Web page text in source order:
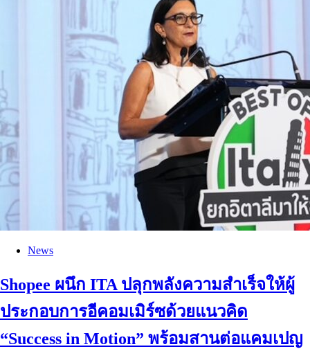
News
Shopee ผนึก ITA ปลุกพลังความสำเร็จให้ผู้
ประกอบการอีคอมเมิร์ซด้วยแนวคิด
“Success in Motion” พร้อมสานต่อแคมเปญ